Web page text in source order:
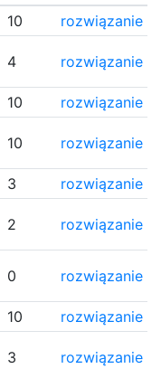
10
rozwiązanie
4 rozwiązanie
10
rozwiązanie
10 rozwiązanie
3
rozwiązanie
2 rozwiązanie
0 rozwiązanie
10
rozwiązanie
3 rozwiązanie